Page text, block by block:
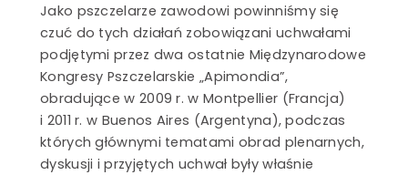
Jako pszczelarze zawodowi powinniśmy się
czuć do tych działań zobowiązani uchwałami
podjętymi przez dwa ostatnie Międzynarodowe
Kongresy Pszczelarskie „Apimondia”,
obradujące w 2009 r. w Montpellier (Francja)
i 2011 r. w Buenos Aires (Argentyna), podczas
których głównymi tematami obrad plenarnych,
dyskusji i przyjętych uchwał były właśnie